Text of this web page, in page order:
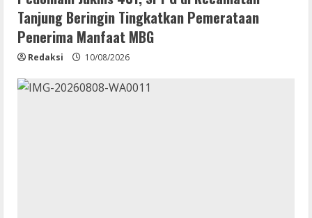
Tanjung Beringin Tingkatkan Pemerataan
Penerima Manfaat MBG
Redaksi 10/08/2026